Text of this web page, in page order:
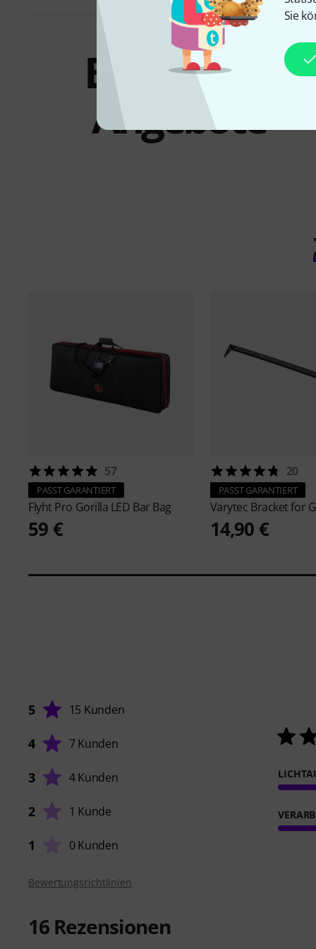
Sie
Bundles &
Angebote
57
PASST GARANTIERT
Flyht Pro Gorilla LED Bar Bag
59 €
20
PASST GARANTIERT
Varytec Bracket for
14,90 €
5 15 Kunden
4 7 Kunden
3 4 Kunden
2 1 Kunde
1 0 Kunden
Bewertungsrichtlinien
16 Rezensionen